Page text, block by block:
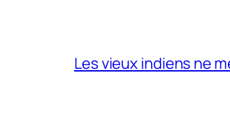
Les vieux indiens ne